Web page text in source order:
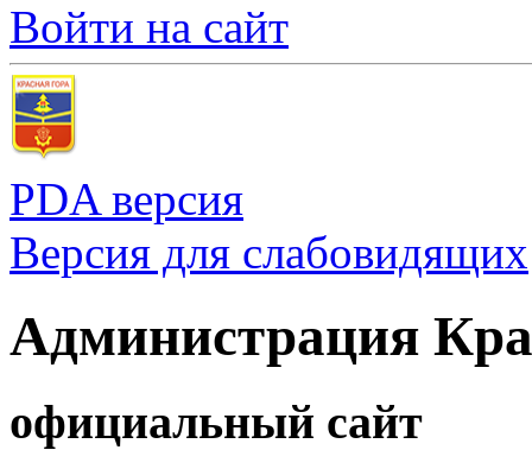
Войти на сайт
PDA версия
Версия для слабовидящих
Администрация
официальный сайт